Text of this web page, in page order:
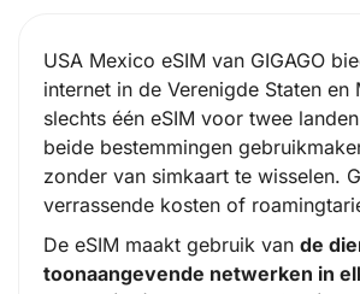
USA Mexico eSIM van GIGAGO
internet in de Verenigde Staten en
slechts één eSIM voor twee
beide bestemmingen
zonder van simkaart te wisselen.
verrassende kosten of
De eSIM maakt gebruik van de
toonaangevende netwerken in